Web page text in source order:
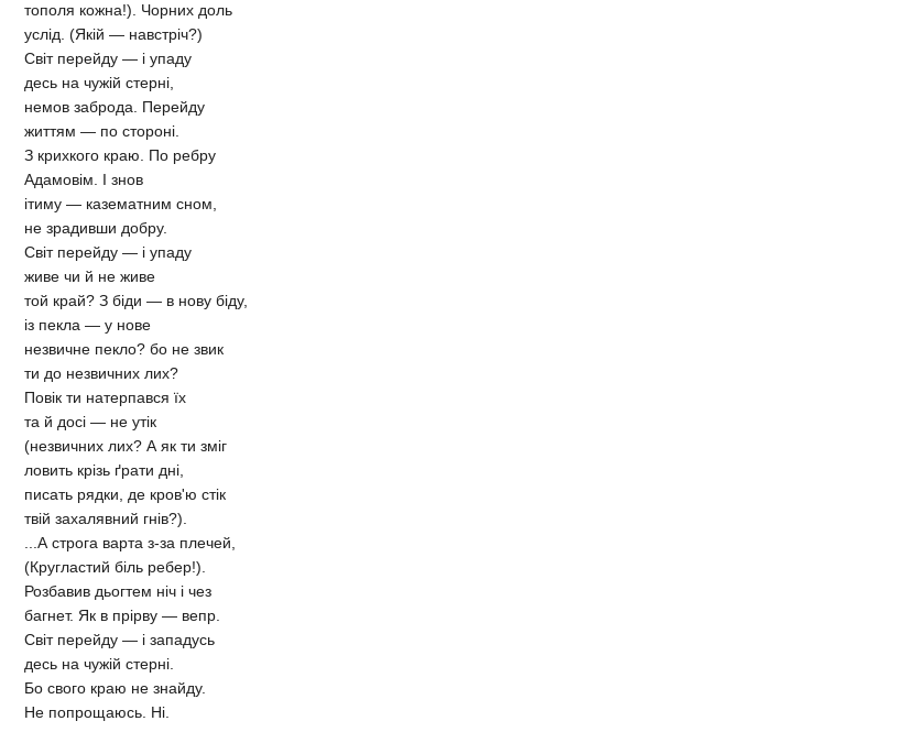
тополя кожна!). Чорних доль
услід. (Якій — навстріч?)
Світ перейду — і упаду
десь на чужій стерні,
немов заброда. Перейду
життям — по стороні.
З крихкого краю. По ребру
Адамовім. І знов
ітиму — казематним сном,
не зрадивши добру.
Світ перейду — і упаду
живе чи й не живе
той край? З біди — в нову біду,
із пекла — у нове
незвичне пекло? бо не звик
ти до незвичних лих?
Повік ти натерпався їх
та й досі — не утік
(незвичних лих? А як ти зміг
ловить крізь ґрати дні,
писать рядки, де кров'ю стік
твій захалявний гнів?).
...А строга варта з-за плечей,
(Кругластий біль ребер!).
Розбавив дьогтем ніч і чез
багнет. Як в прірву — вепр.
Світ перейду — і западусь
десь на чужій стерні.
Бо свого краю не знайду.
Не попрощаюсь. Ні.